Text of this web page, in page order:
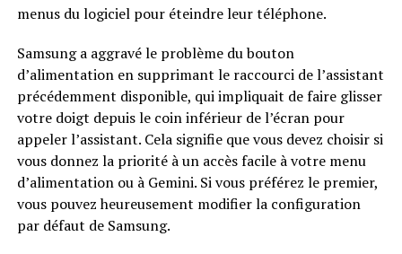
menus du logiciel pour éteindre leur téléphone.
Samsung a aggravé le problème du bouton
d’alimentation en supprimant le raccourci de l’assistant
précédemment disponible, qui impliquait de faire glisser
votre doigt depuis le coin inférieur de l’écran pour
appeler l’assistant. Cela signifie que vous devez choisir si
vous donnez la priorité à un accès facile à votre menu
d’alimentation ou à Gemini. Si vous préférez le premier,
vous pouvez heureusement modifier la configuration
par défaut de Samsung.